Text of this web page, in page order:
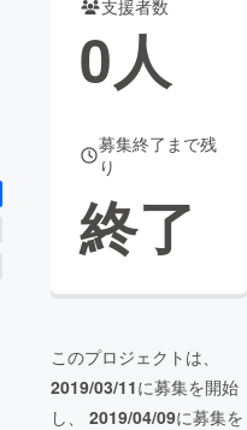
CAMPFIRE Creation
ya コミュニティ
支援者数
0人
募集終了まで残
り
終了
このプロジェクトは、
2019/03/11に募集を開始
し、 2019/04/09に募集を